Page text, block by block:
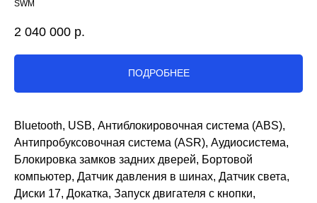
SWM
2 040 000 р.
ПОДРОБНЕЕ
Bluetooth, USB, Антиблокировочная система (ABS),
Антипробуксовочная система (ASR), Аудиосистема,
Блокировка замков задних дверей, Бортовой
компьютер, Датчик давления в шинах, Датчик света,
Диски 17, Докатка, Запуск двигателя с кнопки,